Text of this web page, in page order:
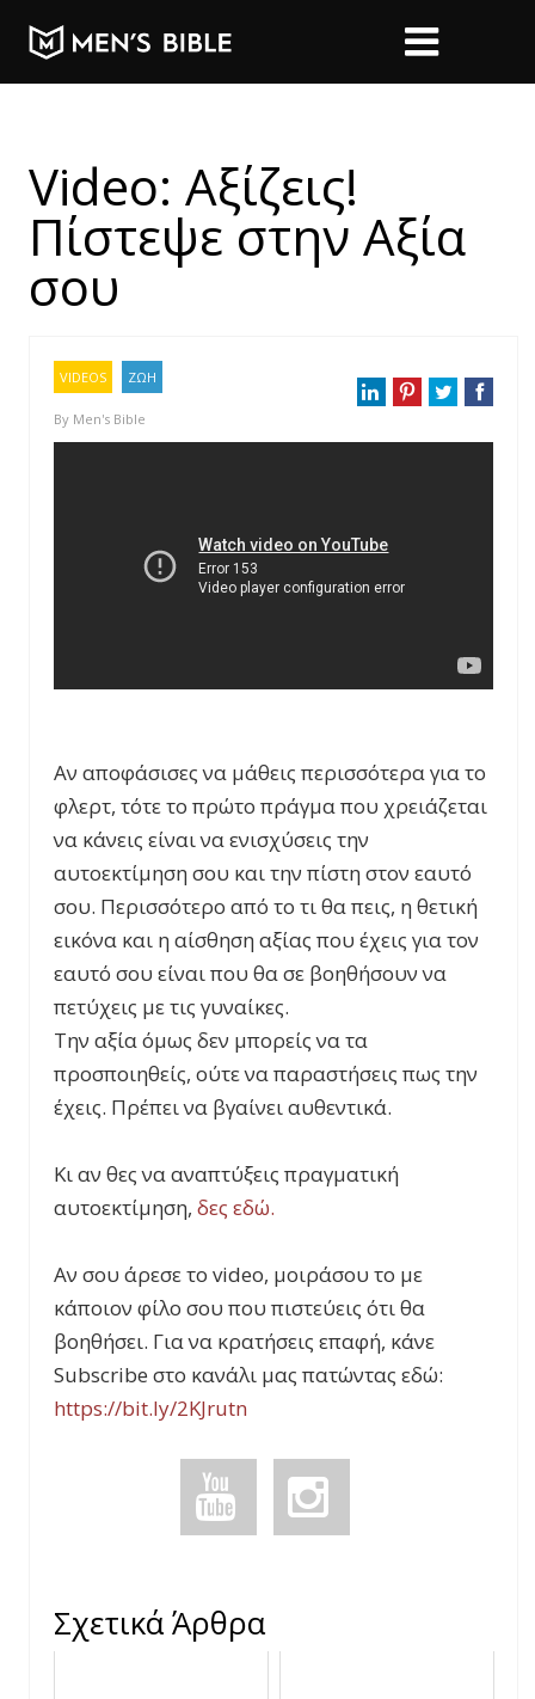
Video: Αξίζεις!
Πίστεψε στην Αξία
σου
VIDEOS ΖΩΗ
By Men's Bible
Αν αποφάσισες να μάθεις περισσότερα για το
φλερτ, τότε το πρώτο πράγμα που χρειάζεται
να κάνεις είναι να ενισχύσεις την
αυτοεκτίμηση σου και την πίστη στον εαυτό
σου. Περισσότερο από το τι θα πεις, η θετική
εικόνα και η αίσθηση αξίας που έχεις για τον
εαυτό σου είναι που θα σε βοηθήσουν να
πετύχεις με τις γυναίκες.
Την αξία όμως δεν μπορείς να τα
προσποιηθείς, ούτε να παραστήσεις πως την
έχεις. Πρέπει να βγαίνει αυθεντικά.
Κι αν θες να αναπτύξεις πραγματική
αυτοεκτίμηση, δες εδώ.
Αν σου άρεσε το video, μοιράσου το με
κάποιον φίλο σου που πιστεύεις ότι θα
βοηθήσει. Για να κρατήσεις επαφή, κάνε
Subscribe στο κανάλι μας πατώντας εδώ:
https://bit.ly/2KJrutn
Σχετικά Άρθρα